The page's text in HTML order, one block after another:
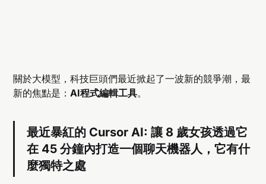
關於大模型，科技巨頭們最近掀起了一波新的競爭潮，最
新的焦點是：AI程式編輯工具。
最近暴紅的 Cursor AI: 讓 8 歲女孩透過它
在 45 分鐘內打造一個聊天機器人，它有什
麼獨特之處